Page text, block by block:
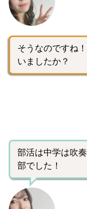
そうなのですね
いましたか？
部活は中学は吹
部でした！